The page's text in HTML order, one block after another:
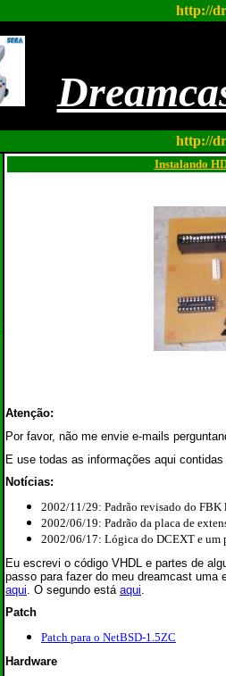
http://
http://
Instalando
Atenção:
Por favor, não me envie e-mails
E use todas as informações aqui
Notícias:
2002/11/29: Padrão revisado do FBK
2002/06/19: Padrão da placa de
2002/06/17: Lógica do DCEXT e um
Eu escrevi o código VHDL e partes de
passo para fazer do meu dreamcast uma
aqui . O segundo está aqui
Patch
Patch para o NetBSD-1.5ZC
Hardware